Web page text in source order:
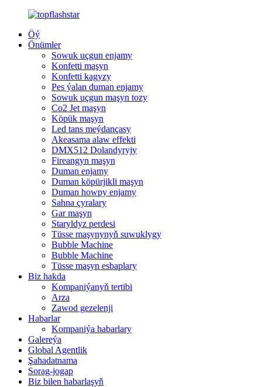
Öý
Önümler
Sowuk uçgun enjamy
Konfetti maşyn
Konfetti kagyzy
Pes ýalan duman enjamy
Sowuk uçgun maşyn tozy
Co2 Jet maşyn
Köpük maşyn
Led tans meýdançasy
Akeasama alaw effekti
DMX512 Dolandyryjy
Fireangyn maşyn
Duman enjamy
Duman köpürjikli maşyn
Duman howpy enjamy
Sahna çyralary
Gar maşyn
Staryldyz perdesi
Tüsse maşynynyň suwuklygy
Bubble Machine
Bubble Machine
Tüsse maşyn esbaplary
Biz hakda
Kompaniýanyň tertibi
Arza
Zawod gezelenji
Habarlar
Kompaniýa habarlary
Galereýa
Global Agentlik
Şahadatnama
Sorag-jogap
Biz bilen habarlaşyň